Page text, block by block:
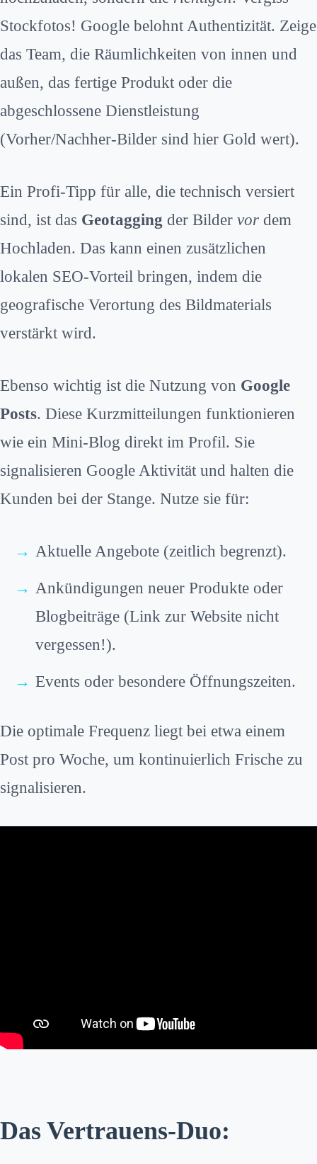
Stockfotos! Google belohnt Authentizität. Zeige
das Team, die Räumlichkeiten von innen und
außen, das fertige Produkt oder die
abgeschlossene Dienstleistung
(Vorher/Nachher-Bilder sind hier Gold wert).
Ein Profi-Tipp für alle, die technisch versiert
sind, ist das Geotagging der Bilder vor dem
Hochladen. Das kann einen zusätzlichen
lokalen SEO-Vorteil bringen, indem die
geografische Verortung des Bildmaterials
verstärkt wird.
Ebenso wichtig ist die Nutzung von Google
Posts. Diese Kurzmitteilungen funktionieren
wie ein Mini-Blog direkt im Profil. Sie
signalisieren Google Aktivität und halten die
Kunden bei der Stange. Nutze sie für:
Aktuelle Angebote (zeitlich begrenzt).
Ankündigungen neuer Produkte oder
Blogbeiträge (Link zur Website nicht
vergessen!).
Events oder besondere Öffnungszeiten.
Die optimale Frequenz liegt bei etwa einem
Post pro Woche, um kontinuierlich Frische zu
signalisieren.
Das Vertrauens-Duo: